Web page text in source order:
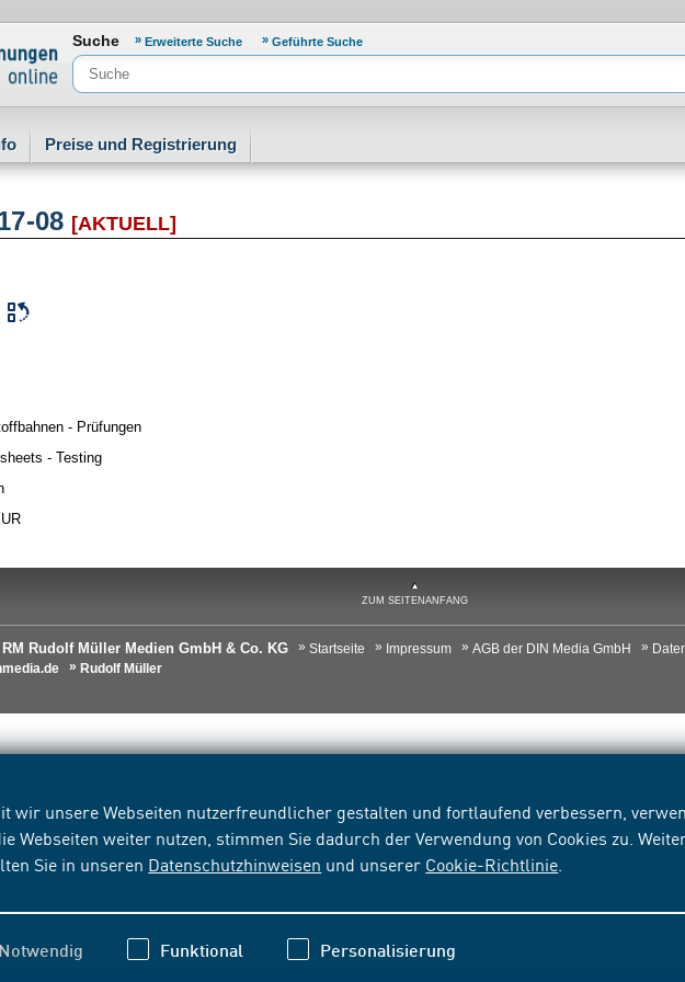
wir unsere Webseiten nutzerfreundlicher gestalten und fortlaufend verbessern,
Webseiten weiter nutzen, stimmen Sie dadurch der Verwendung von Cookies zu.
Sie in unseren Datenschutzhinweisen und unserer Cookie-Richtlinie
Notwendig Funktional Personalisierung
Suche Erweiterte Suche Geführte Suche
Preise und Registrierung
08 [AKTUELL]
- Prüfungen
- Testing
ZUM SEITENANFANG
Rudolf Müller Medien GmbH & Co. KG Startseite Impressum AGB der DIN Media GmbH
Rudolf Müller